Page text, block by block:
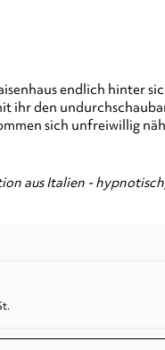
endlich hinter
ihr den
sich unfreiwillig
aus Italien -